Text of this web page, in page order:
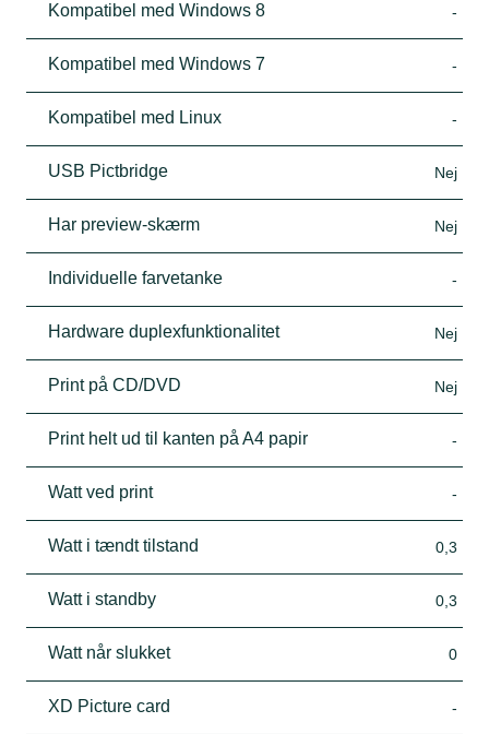
Kompatibel med Windows 8 -
Kompatibel med Windows 7 -
Kompatibel med Linux -
USB Pictbridge Nej
Har preview-skærm Nej
Individuelle farvetanke -
Hardware duplexfunktionalitet Nej
Print på CD/DVD Nej
Print helt ud til kanten på A4 papir -
Watt ved print -
Watt i tændt tilstand 0,3
Watt i standby 0,3
Watt når slukket 0
XD Picture card -